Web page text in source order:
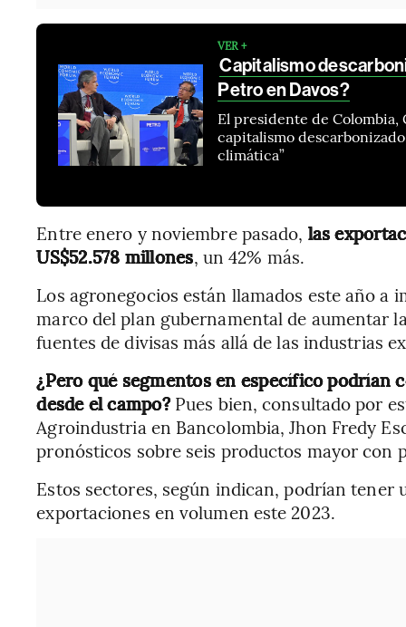
VER +
Capitalismo
Petro en Davos?
El presidente de Colombia,
capitalismo
climática”
Entre enero y noviembre pasado, las
US$52.578 millones, un 42% más.
Los agronegocios están llamados este año a
marco del plan gubernamental de aumentar
fuentes de divisas más allá de las industrias
¿Pero qué segmentos en específico
desde el campo?Pues bien, consultado por
Agroindustria en Bancolombia, Jhon Fredy
pronósticos sobre seis productos mayor con
Estos sectores, según indican, podrían
exportaciones en volumen este 2023.